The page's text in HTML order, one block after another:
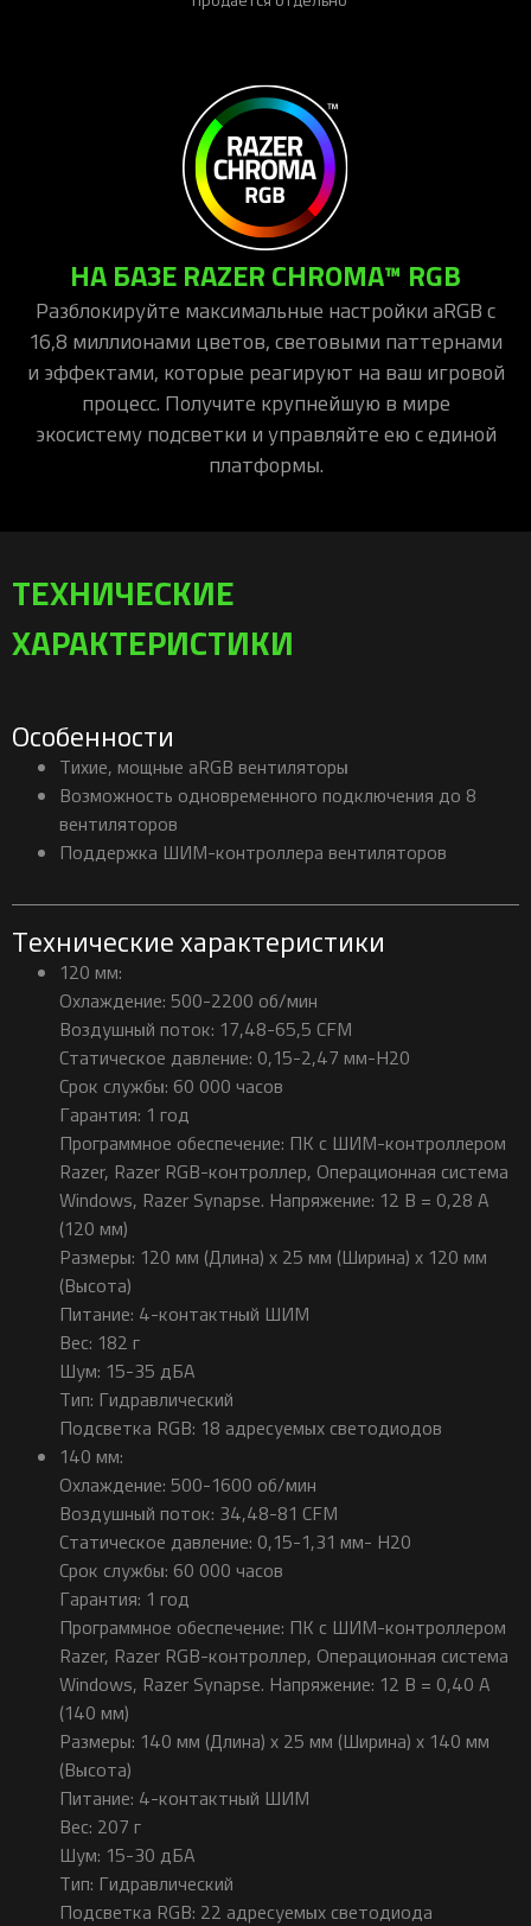
НА БАЗЕ RAZER CHROMA™ RGB
Разблокируйте максимальные настройки aRGB с
16,8 миллионами цветов, световыми паттернами
и эффектами, которые реагируют на ваш игровой
процесс. Получите крупнейшую в мире
экосистему подсветки и управляйте ею с единой
платформы.
ТЕХНИЧЕСКИЕ
ХАРАКТЕРИСТИКИ
Особенности
Тихие, мощные aRGB вентиляторы
Возможность одновременного подключения до 8
вентиляторов
Поддержка ШИМ-контроллера вентиляторов
Технические характеристики
120 мм:
Охлаждение​: 500-2200 об/мин
Воздушный поток​: 17,48-65,5 CFM​
Статическое давление​: 0,15-2,47 мм-H20​
Срок службы: 60 000 часов​​
Гарантия: 1 год
Программное обеспечение​: ПК с ШИМ-контроллером
Razer, Razer RGB-контроллер, Операционная система
Windows, Razer Synapse.​ Напряжение: 12 В = 0,28 А
(120 мм)
Размеры: 120 мм (Длина) x 25 мм (Ширина) x 120 мм
(Высота)
Питание: 4-контактный ШИМ​
Вес: 182 г
Шум: 15-35 дБА
Тип: Гидравлический
Подсветка RGB: 18 адресуемых светодиодов
140 мм:
Охлаждение​: 500-1600 об/мин
Воздушный поток​: 34,48-81 CFM​
Статическое давление​: 0,15-1,31 мм- H20​​
Срок службы: 60 000 часов​​
Гарантия: 1 год
Программное обеспечение​: ПК с ШИМ-контроллером
Razer, Razer RGB-контроллер, Операционная система
Windows, Razer Synapse.​ Напряжение: 12 В = 0,40 А
(140 мм)
Размеры: 140 мм (Длина) x 25 мм (Ширина) x 140 мм
(Высота)
Питание: 4-контактный ШИМ​
Вес: 207 г
Шум: 15-30 дБА
Тип: Гидравлический
Подсветка RGB: 22 адресуемых светодиода